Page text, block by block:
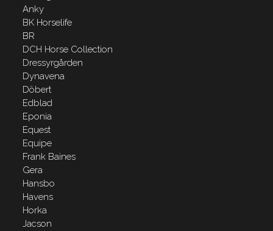
Anky
BK Horselife
BR
DCH Horse Collection
Dressyrgården
Dynavena
Döbert
Edblad
Eponia
Equest
Equipe
Frank Baines
Gera
Hansbo
Havens
Horka
Jacson